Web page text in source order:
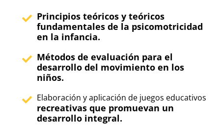
Principios teóricos y teóricos
fundamentales de la psicomotricidad
en la infancia.
Métodos de evaluación para el
desarrollo del movimiento en los
niños.
Elaboración y aplicación de juegos educativos
recreativas que promuevan un
desarrollo integral.